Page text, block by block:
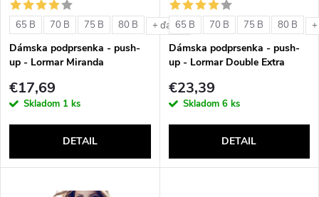
e
p
r
d
s
p
r
o
d
65 B 70 B 75 B 80 B + ďalšie
Dámska podprsenka - push-
up - Lormar Miranda
€17,69
Skladom 1 ks
DETAIL
65 B 70 B 75 B 80 B
Dámska podprsenka - push-
up - Lormar Double Extra
€23,39
Skladom 6 ks
DETAIL